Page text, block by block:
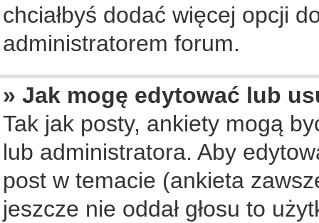
chciałbyś dodać więcej opcji
administratorem forum.
» Jak mogę edytować lub
Tak jak posty, ankiety mogą
lub administratora. Aby
post w temacie (ankieta
jeszcze nie oddał głosu to